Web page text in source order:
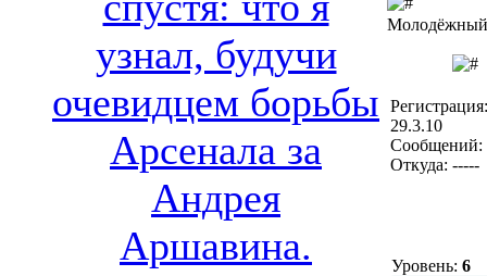
узнал, будучи
очевидцем борьбы
Арсенала за
Андрея
Аршавина.
Молодёжный
Регистрация:
29.3.10
Сообщений:
Откуда: -----
Уровень: 6